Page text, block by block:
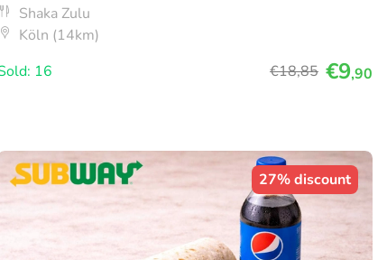
Shaka Zulu
Köln (14km)
16
€18,85 €9,90
27% discount